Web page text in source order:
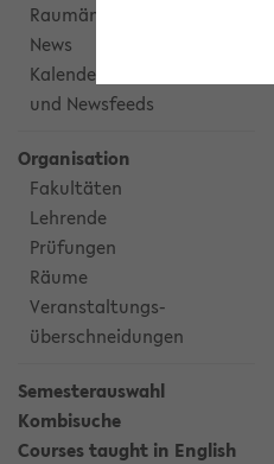
Raumänderungen
News
Kalenderintegration
und Newsfeeds
Organisation
Fakultäten
Lehrende
Prüfungen
Räume
Veranstaltungs-
überschneidungen
Semesterauswahl
Kombisuche
Courses taught in English